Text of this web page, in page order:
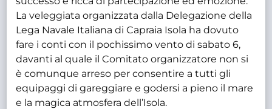
La veleggiata organizzata dalla Delegazione della
Lega Navale Italiana di Capraia Isola ha dovuto
fare i conti con il pochissimo vento di sabato 6,
davanti al quale il Comitato organizzatore non si
è comunque arreso per consentire a tutti gli
equipaggi di gareggiare e godersi a pieno il mare
e la magica atmosfera dell’Isola.